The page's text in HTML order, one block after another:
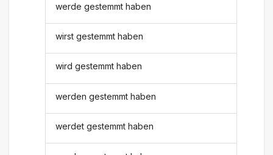
werde gestemmt haben
wirst gestemmt haben
wird gestemmt haben
werden gestemmt haben
werdet gestemmt haben